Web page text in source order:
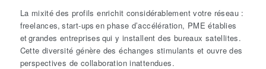
La mixité des profils enrichit considérablement votre réseau :
freelances, start-ups en phase d’accélération, PME établies
et grandes entreprises qui y installent des bureaux satellites.
Cette diversité génère des échanges stimulants et ouvre des
perspectives de collaboration inattendues.